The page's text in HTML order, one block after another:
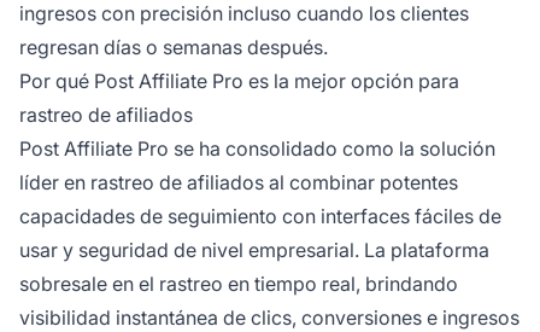
ingresos con precisión incluso cuando los clientes
regresan días o semanas después.
Por qué Post Affiliate Pro es la mejor opción para
rastreo de afiliados
Post Affiliate Pro se ha consolidado como la solución
líder en rastreo de afiliados al combinar potentes
capacidades de seguimiento con interfaces fáciles de
usar y seguridad de nivel empresarial. La plataforma
sobresale en el rastreo en tiempo real, brindando
visibilidad instantánea de clics, conversiones e ingresos